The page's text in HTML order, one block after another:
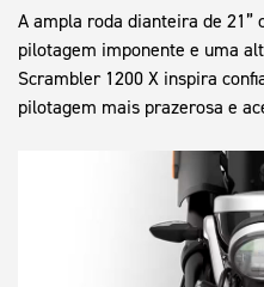
A ampla roda dianteira de 21”
pilotagem imponente e uma
Scrambler 1200 X inspira
pilotagem mais prazerosa e